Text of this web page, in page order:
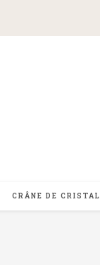
CRÂNE DE CRISTAL